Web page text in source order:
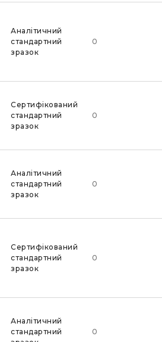
Аналітичний
стандартний
зразок
0
Сертифікований
стандартний
зразок
0
Аналітичний
стандартний
зразок
0
Сертифікований
стандартний
зразок
0
Аналітичний
стандартний
0